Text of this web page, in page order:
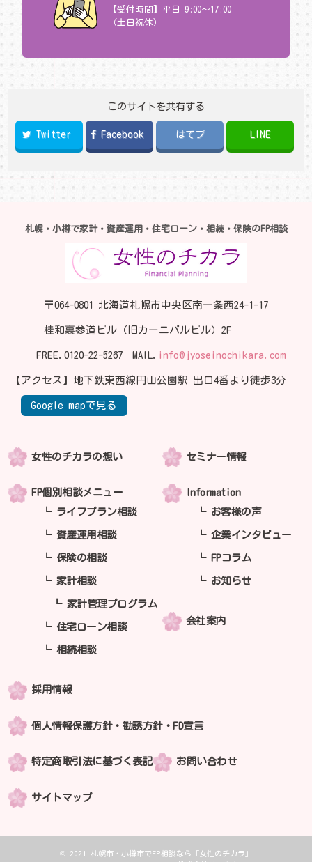
【受付時間】平日 9:00～17:00
（土日祝休）
このサイトを共有する
Twitter Facebook はてブ LINE
札幌・小樽で家計・資産運用・住宅ローン・相続・保険のFP相談
〒064-0801 北海道札幌市中央区南一条西24-1-17
桂和裏参道ビル（旧カーニバルビル）2F
FREE. 0120-22-5267 MAIL. info@jyoseinochikara.com
【アクセス】地下鉄東西線円山公園駅 出口4番より徒歩3分
Google mapで見る
女性のチカラの想い
FP個別相談メニュー
ライフプラン相談
資産運用相談
保険の相談
家計相談
家計管理プログラム
住宅ローン相談
相続相談
セミナー情報
Information
お客様の声
企業インタビュー
FPコラム
お知らせ
会社案内
採用情報
個人情報保護方針・勧誘方針・FD宣言
特定商取引法に基づく表記 お問い合わせ
サイトマップ
© 2021
札幌市・小樽市でFP相談なら「女性のチカラ」